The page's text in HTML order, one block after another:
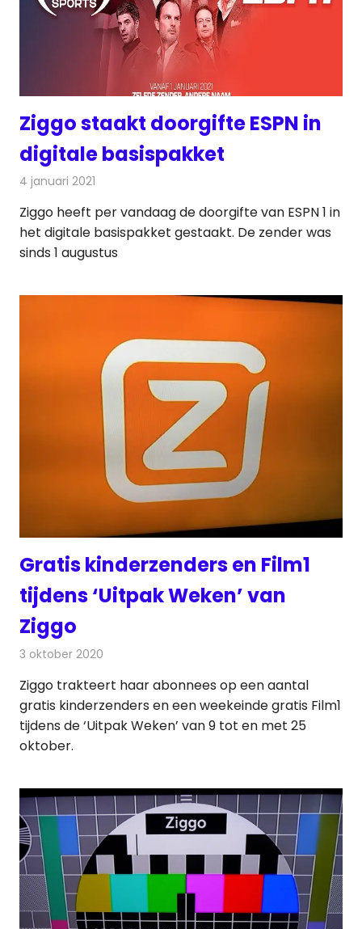
Ziggo staakt doorgifte ESPN in
digitale basispakket
4 januari 2021
Ziggo heeft per vandaag de doorgifte van ESPN 1 in
het digitale basispakket gestaakt. De zender was
sinds 1 augustus
Gratis kinderzenders en Film1
tijdens ‘Uitpak Weken’ van
Ziggo
3 oktober 2020
Ziggo trakteert haar abonnees op een aantal
gratis kinderzenders en een weekeinde gratis Film1
tijdens de ‘Uitpak Weken’ van 9 tot en met 25
oktober.